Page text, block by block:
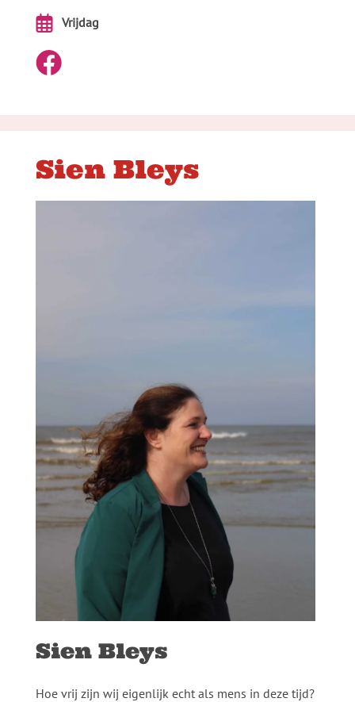
Vrijdag
Sien Bleys
Sien Bleys
Hoe vrij zijn wij eigenlijk echt als mens in deze tijd?